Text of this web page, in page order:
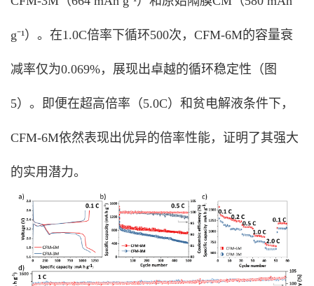
g⁻¹）。在1.0C倍率下循环500次，CFM-6M的容量衰
减率仅为0.069%，展现出卓越的循环稳定性（图
5）。即便在超高倍率（5.0C）和贫电解液条件下，
CFM-6M依然表现出优异的倍率性能，证明了其强大
的实用潜力。